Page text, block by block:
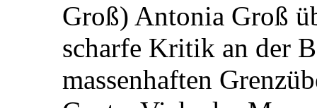
Groß) Antonia Groß
scharfe Kritik an der
massenhaften